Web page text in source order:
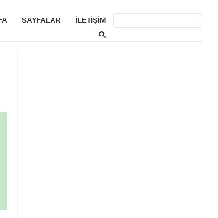
SAYFALAR İLETIŞIM